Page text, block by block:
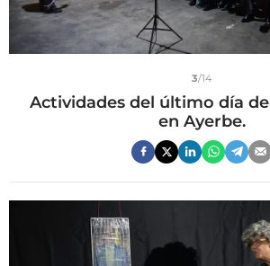
3/14
Actividades del último día
en Ayerbe.